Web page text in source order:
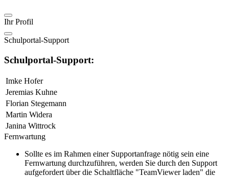
Ihr Profil
Schulportal-Support
Schulportal-Support:
Imke Hofer
Jeremias Kuhne
Florian Stegemann
Martin Widera
Janina Wittrock
Fernwartung
Sollte es im Rahmen einer Supportanfrage nötig sein eine
Fernwartung durchzuführen, werden Sie durch den Support
aufgefordert über die Schaltfläche "TeamViewer laden" die